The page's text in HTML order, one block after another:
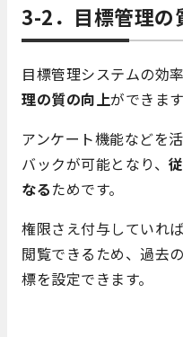
3-2．目標管理の
目標管理システムの効
理の質の向上ができます
アンケート機能などを
バックが可能となり、
なるためです。
権限さえ付与していれ
閲覧できるため、過去
標を設定できます。